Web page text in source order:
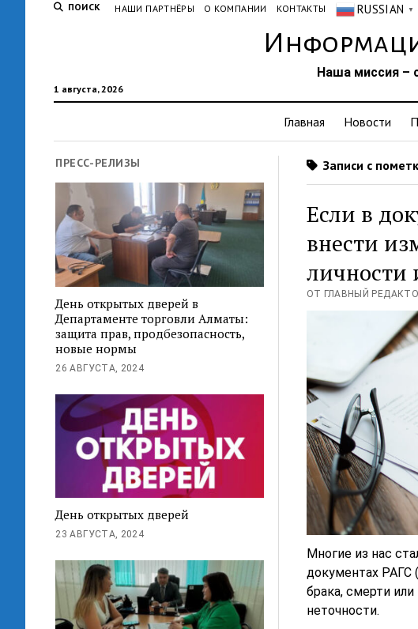
ПОИСК НАШИ ПАРТНЁРЫ О КОМПАНИИ КОНТАКТЫ RUSSIAN ▼
1 августа, 2026
Наша миссия –
Главная Новости
ПРЕСС-РЕЛИЗЫ
День открытых дверей в
Департаменте торговли Алматы:
защита прав, продбезопасность,
новые нормы
26 АВГУСТА, 2024
День открытых дверей
23 АВГУСТА, 2024
Записи с
Если в
внести
личности
ОТ ГЛАВНЫЙ
Многие из нас
документах РАГС
брака, смерти
неточности.